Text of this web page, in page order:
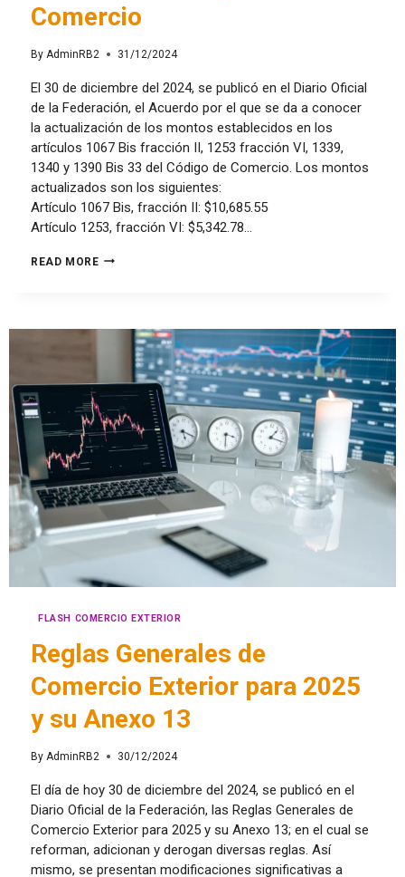
Comercio
By AdminRB2 31/12/2024
El 30 de diciembre del 2024, se publicó en el Diario Oficial
de la Federación, el Acuerdo por el que se da a conocer
la actualización de los montos establecidos en los
artículos 1067 Bis fracción II, 1253 fracción VI, 1339,
1340 y 1390 Bis 33 del Código de Comercio. Los montos
actualizados son los siguientes:
Artículo 1067 Bis, fracción II: $10,685.55
Artículo 1253, fracción VI: $5,342.78…
READ MORE
FLASH COMERCIO EXTERIOR
Reglas Generales de
Comercio Exterior para 2025
y su Anexo 13
By AdminRB2 30/12/2024
El día de hoy 30 de diciembre del 2024, se publicó en el
Diario Oficial de la Federación, las Reglas Generales de
Comercio Exterior para 2025 y su Anexo 13; en el cual se
reforman, adicionan y derogan diversas reglas. Así
mismo, se presentan modificaciones significativas a